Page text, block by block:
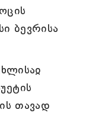
ბევრისა
თავად